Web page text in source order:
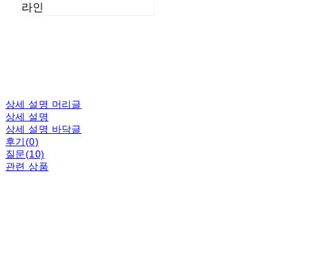
라인
상세 설명 머리글
상세 설명
상세 설명 바닥글
후기(0)
질문(10)
관련 상품